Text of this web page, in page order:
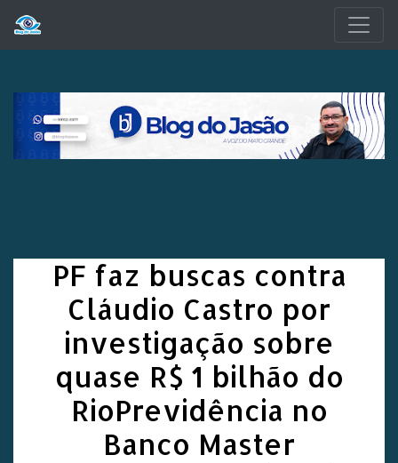
PF faz buscas contra
Cláudio Castro por
investigação sobre
quase R$ 1 bilhão do
RioPrevidência no
Banco Master